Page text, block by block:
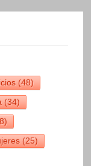
(48)
(34)
(25)